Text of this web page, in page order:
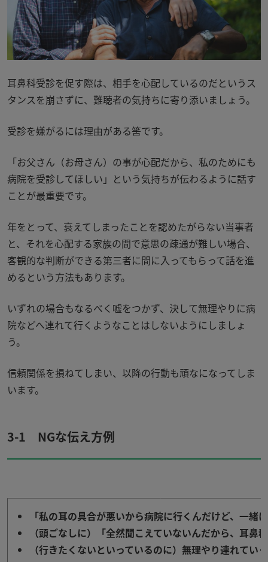
耳鼻科受診を促す際は、相手を心配しているのだというス
タンスを崩さずに、難聴者の気持ちに寄り添いましょう。
受診を嫌がるには理由がある筈です。
「お父さん（お母さん）の事が心配だから、私のためにも
病院を受診してほしい」という気持ちが伝わるように話す
ことが最重要です。
年をとって、衰えてしまったことを認めたがらない当事者
と、それを心配する家族の間で意思の疎通が難しい場合、
客観的な判断ができる第三者に間に入ってもらって話を進
めるという方法もあります。
いずれの場合もなるべく嘘をつかず、決して無理やりに病
院などへ連れて行くようなことはしないようにしましょ
う。
信頼関係を損ねてしまい、以降の行動も頑なになってしま
います。
3-1 NGな伝え方例
「私の耳の具合が悪いから病院に行くんだけど、一緒
（頭ごなしに）「全然聞こえていないんだから、 耳鼻
（行きたくないといっているのに）無理やり連れていく